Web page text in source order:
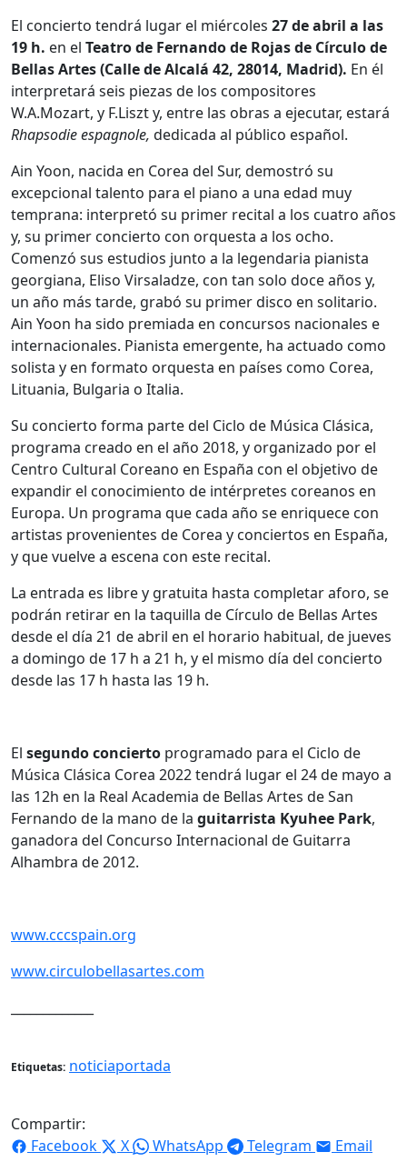
El concierto tendrá lugar el miércoles 27 de abril a las
19 h. en el Teatro de Fernando de Rojas de Círculo de
Bellas Artes (Calle de Alcalá 42, 28014, Madrid). En él
interpretará seis piezas de los compositores
W.A.Mozart, y F.Liszt y, entre las obras a ejecutar, estará
Rhapsodie espagnole, dedicada al público español.
Ain Yoon, nacida en Corea del Sur, demostró su
excepcional talento para el piano a una edad muy
temprana: interpretó su primer recital a los cuatro años
y, su primer concierto con orquesta a los ocho.
Comenzó sus estudios junto a la legendaria pianista
georgiana, Eliso Virsaladze, con tan solo doce años y,
un año más tarde, grabó su primer disco en solitario.
Ain Yoon ha sido premiada en concursos nacionales e
internacionales. Pianista emergente, ha actuado como
solista y en formato orquesta en países como Corea,
Lituania, Bulgaria o Italia.
Su concierto forma parte del Ciclo de Música Clásica,
programa creado en el año 2018, y organizado por el
Centro Cultural Coreano en España con el objetivo de
expandir el conocimiento de intérpretes coreanos en
Europa. Un programa que cada año se enriquece con
artistas provenientes de Corea y conciertos en España,
y que vuelve a escena con este recital.
La entrada es libre y gratuita hasta completar aforo, se
podrán retirar en la taquilla de Círculo de Bellas Artes
desde el día 21 de abril en el horario habitual, de jueves
a domingo de 17 h a 21 h, y el mismo día del concierto
desde las 17 h hasta las 19 h.
El segundo concierto programado para el Ciclo de
Música Clásica Corea 2022 tendrá lugar el 24 de mayo a
las 12h en la Real Academia de Bellas Artes de San
Fernando de la mano de la guitarrista Kyuhee Park,
ganadora del Concurso Internacional de Guitarra
Alhambra de 2012.
www.cccspain.org
www.circulobellasartes.com
Etiquetas: noticiaportada
Compartir:
Facebook
X WhatsApp Telegram Email